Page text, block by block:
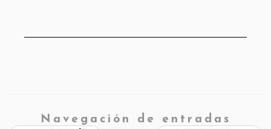
Navegación de entradas